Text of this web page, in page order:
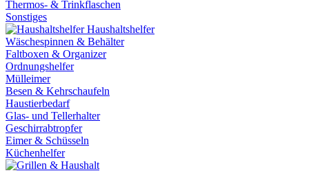
Thermos- & Trinkflaschen
Sonstiges
Haushaltshelfer
Wäschespinnen & Behälter
Faltboxen & Organizer
Ordnungshelfer
Mülleimer
Besen & Kehrschaufeln
Haustierbedarf
Glas- und Tellerhalter
Geschirrabtropfer
Eimer & Schüsseln
Küchenhelfer